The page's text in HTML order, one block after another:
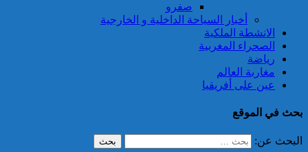
صفرو
أخبار السياحة الداخلية و الخارجية
الانشطة الملكية
الصحراء المغربية
رياضة
مغاربة العالم
عين على أفريقيا
بحث في الموقع
البحث عن: